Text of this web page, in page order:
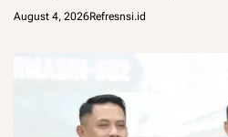
August 4, 2026Refresnsi.id